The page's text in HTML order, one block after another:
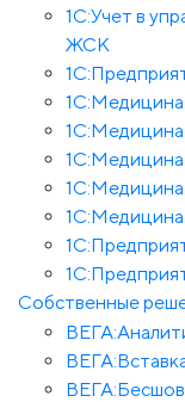
1C:Учет в
ЖСК
Собственные